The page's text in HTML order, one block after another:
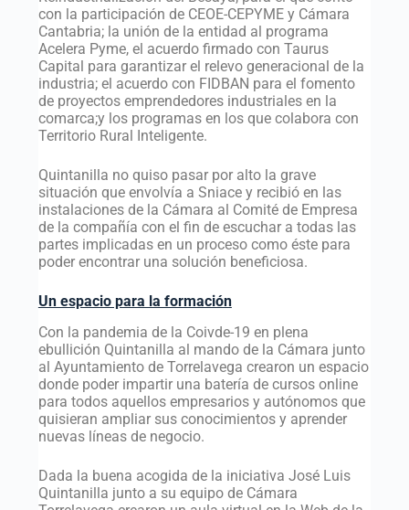
con la participación de CEOE-CEPYME y Cámara
Cantabria; la unión de la entidad al programa
Acelera Pyme, el acuerdo firmado con Taurus
Capital para garantizar el relevo generacional de la
industria; el acuerdo con FIDBAN para el fomento
de proyectos emprendedores industriales en la
comarca;y los programas en los que colabora con
Territorio Rural Inteligente.
Quintanilla no quiso pasar por alto la grave
situación que envolvía a Sniace y recibió en las
instalaciones de la Cámara al Comité de Empresa
de la compañía con el fin de escuchar a todas las
partes implicadas en un proceso como éste para
poder encontrar una solución beneficiosa.
Un espacio para la formación
Con la pandemia de la Coivde-19 en plena
ebullición Quintanilla al mando de la Cámara junto
al Ayuntamiento de Torrelavega crearon un espacio
donde poder impartir una batería de cursos online
para todos aquellos empresarios y autónomos que
quisieran ampliar sus conocimientos y aprender
nuevas líneas de negocio.
Dada la buena acogida de la iniciativa José Luis
Quintanilla junto a su equipo de Cámara